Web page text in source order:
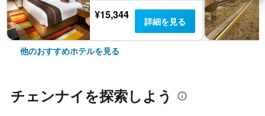
¥15,344 詳細を見る
他のおすすめホテルを見る
チェンナイ​を探索しよう